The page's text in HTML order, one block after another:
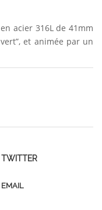
acier 316L de 41mm
et animée par un
TWITTER
EMAIL